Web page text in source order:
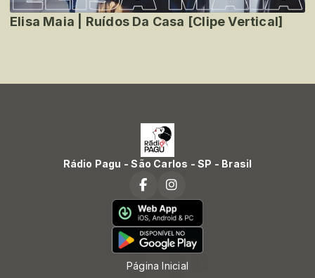
Elisa Maia | Ruídos Da Casa [Clipe Vertical]
Rádio Pagu - São Carlos - SP - Brasil
Página Inicial